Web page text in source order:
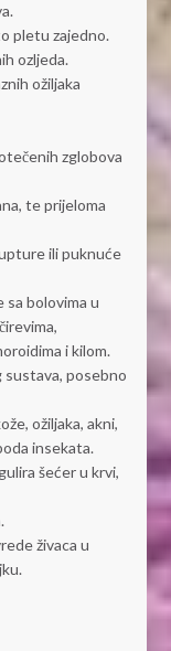
pletu zajedno.
ozljeda.
ožiljaka
zglobova
te prijeloma
ili puknuće
sa bolovima u
i kilom.
sustava, posebno
ožiljaka, akni,
insekata.
šećer u krvi,
živaca u